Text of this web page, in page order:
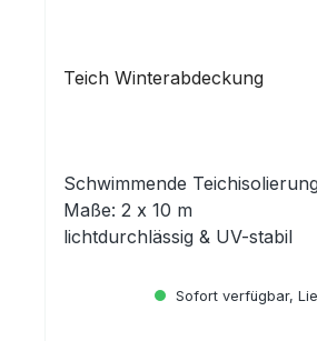
Teich Winterabdeckung
Schwimmende
Maße: 2 x 10 m
lichtdurchlässig & UV-stabil
Sofort verfügbar,